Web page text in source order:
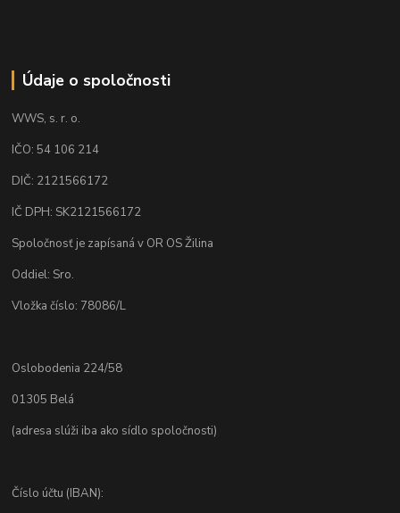
Údaje o spoločnosti
WWS, s. r. o.
IČO: 54 106 214
DIČ: 2121566172
IČ DPH: SK2121566172
Spoločnosť je zapísaná v OR OS Žilina
Oddiel: Sro.
Vložka číslo: 78086/L
Oslobodenia 224/58
01305 Belá
(adresa slúži iba ako sídlo spoločnosti)
Číslo účtu (IBAN):